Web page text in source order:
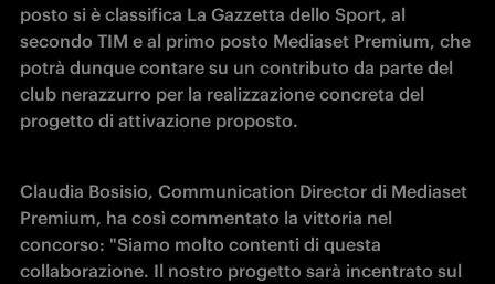
posto si è classifica La Gazzetta dello Sport, al
secondo TIM e al primo posto Mediaset Premium, che
potrà dunque contare su un contributo da parte del
club nerazzurro per la realizzazione concreta del
progetto di attivazione proposto.
Claudia Bosisio, Communication Director di Mediaset
Premium, ha così commentato la vittoria nel
concorso: "Siamo molto contenti di questa
collaborazione. Il nostro progetto sarà incentrato sul